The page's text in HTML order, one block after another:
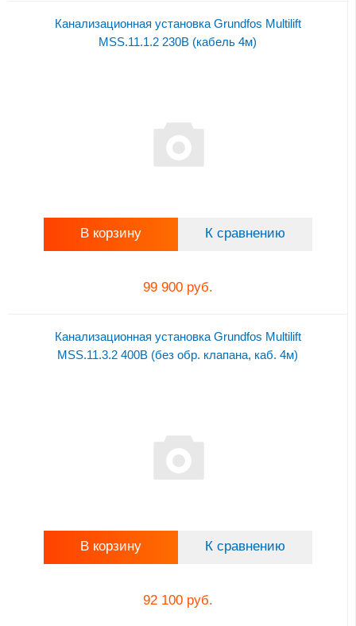
Канализационная установка Grundfos Multilift
MSS.11.1.2 230В (кабель 4м)
В корзину К сравнению
99 900 руб.
Канализационная установка Grundfos Multilift
MSS.11.3.2 400В (без обр. клапана, каб. 4м)
В корзину К сравнению
92 100 руб.